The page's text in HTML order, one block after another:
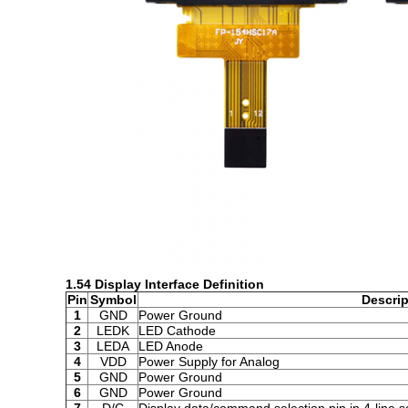
1.54 Display Interface Definition
Pin Symbol
1
GND
Power Ground
2
LEDK
LED Cathode
3
LEDA
LED Anode
4
VDD
Power Supply for Analog
5
GND
Power Ground
6
GND
Power Ground